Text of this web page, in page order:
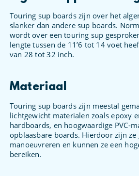
Touring sup boards zijn over het
slanker dan andere sup boards.
wordt over een touring sup
lengte tussen de 11’6 tot 14 voet
van 28 tot 32 inch.
Materiaal
Touring sup boards zijn meestal
lichtgewicht materialen zoals epoxy
hardboards, en hoogwaardige PVC-
opblaasbare boards. Hierdoor zijn
manoeuvreren en kunnen ze een
bereiken.